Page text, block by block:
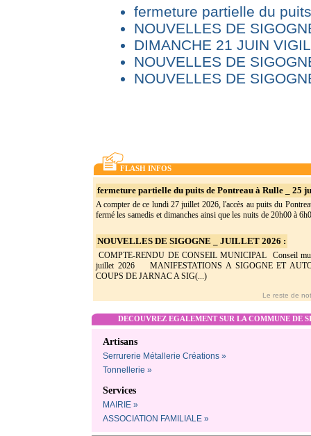
fermeture partielle du
NOUVELLES DE
DIMANCHE 21 JUIN
NOUVELLES DE
NOUVELLES DE
FLASH INFOS
fermeture partielle du puits de Pontreau à Rulle _ 25
A compter de ce lundi 27 juillet 2026, l'accès au puits du
fermé les samedis et dimanches ainsi que les nuits de 20h00 à
NOUVELLES DE SIGOGNE _ JUILLET 2026 :
COMPTE-RENDU DE CONSEIL MUNICIPAL Conseil
juillet 2026 MANIFESTATIONS A SIGOGNE ET
COUPS DE JARNAC A SIG(...)
Le reste de
DECOUVREZ EGALEMENT SUR LA COMMUNE DE
Artisans
Serrurerie Métallerie Créations »
Tonnellerie »
Services
MAIRIE »
ASSOCIATION FAMILIALE »